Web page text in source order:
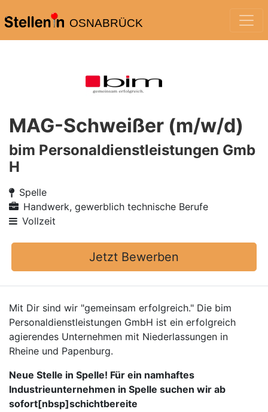
OSNABRÜCK
MAG-Schweißer (m/w/d)
bim Personaldienstleistungen Gmb
H
Spelle
Handwerk, gewerblich technische Berufe
Vollzeit
Jetzt Bewerben
Mit Dir sind wir "gemeinsam erfolgreich." Die bim
Personaldienstleistungen GmbH ist ein erfolgreich
agierendes Unternehmen mit Niederlassungen in
Rheine und Papenburg.
Neue Stelle in Spelle! Für ein namhaftes
Industrieunternehmen in Spelle suchen wir ab
sofort[nbsp]schichtbereite